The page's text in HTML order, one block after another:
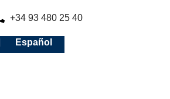
+34 93 480 25 40
Español